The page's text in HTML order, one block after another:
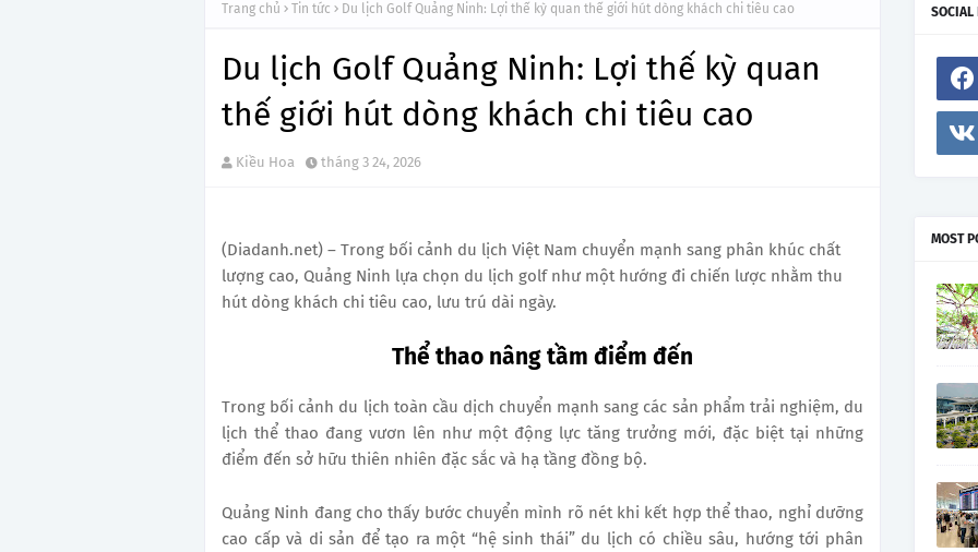
Trang chủ Tin tức Du lịch Golf Quảng Ninh: Lợi thế kỳ quan thế giới hút dòng khách chi tiêu cao
Du lịch Golf Quảng Ninh: Lợi thế kỳ quan
thế giới hút dòng khách chi tiêu cao
Kiều Hoa tháng 3 24, 2026
(Diadanh.net) – Trong bối cảnh du lịch Việt Nam chuyển mạnh sang phân khúc chất
lượng cao, Quảng Ninh lựa chọn du lịch golf như một hướng đi chiến lược nhằm thu
hút dòng khách chi tiêu cao, lưu trú dài ngày.
Thể thao nâng tầm điểm đến
Trong bối cảnh du lịch toàn cầu dịch chuyển mạnh sang các sản phẩm trải nghiệm, du
lịch thể thao đang vươn lên như một động lực tăng trưởng mới, đặc biệt tại những
điểm đến sở hữu thiên nhiên đặc sắc và hạ tầng đồng bộ.
Quảng Ninh đang cho thấy bước chuyển mình rõ nét khi kết hợp thể thao, nghỉ dưỡng
cao cấp và di sản để tạo ra một “hệ sinh thái” du lịch có chiều sâu, hướng tới phân
SOCIAL
MOST